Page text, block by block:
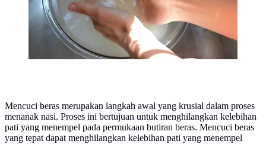
Mencuci beras merupakan langkah awal yang krusial dalam proses
menanak nasi. Proses ini bertujuan untuk menghilangkan kelebihan
pati yang menempel pada permukaan butiran beras. Mencuci beras
yang tepat dapat menghilangkan kelebihan pati yang menempel